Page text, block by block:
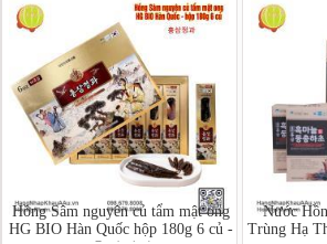
Hồng Sâm nguyên củ tẩm mật ong
HG BIO Hàn Quốc hộp 180g 6 củ -
Nước
Trùng Hạ